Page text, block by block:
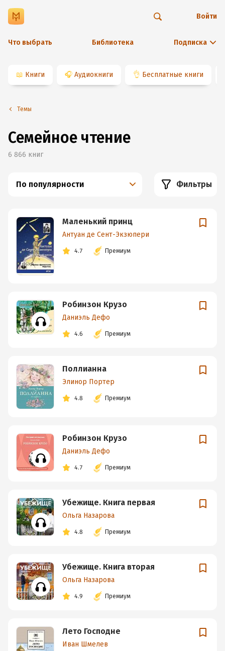
Что выбрать Библиотека Подписка
Войти
📖 Книги 🎧 Аудиокниги 👌 Бесплатные книги
Темы
Семейное чтение
6 866 книг
По популярности Фильтры
Маленький принц
Антуан де Сент-Экзюпери
4.7 Премиум
Робинзон Крузо
Даниэль Дефо
4.6 Премиум
Поллианна
Элинор Портер
4.8 Премиум
Робинзон Крузо
Даниэль Дефо
4.7 Премиум
Убежище. Книга первая
Ольга Назарова
4.8 Премиум
Убежище. Книга вторая
Ольга Назарова
4.9 Премиум
Лето Господне
Иван Шмелев